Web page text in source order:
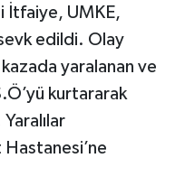
İtfaiye, UMKE,
edildi. Olay
yaralanan ve
kurtararak